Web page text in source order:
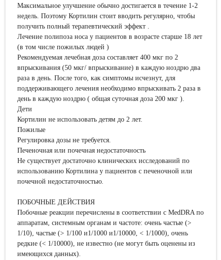
Максимальное улучшение обычно достигается в течение 1-2
недель. Поэтому Кортилин стоит вводить регулярно, чтобы
получить полный терапевтический эффект .
Лечение полипоза носа у пациентов в возрасте старше 18 лет
(в том числе пожилых людей )
Рекомендуемая лечебная доза составляет 400 мкг по 2
впрыскивания (50 мкг/ впрыскивание) в каждую ноздрю два
раза в день. После того, как симптомы исчезнут, для
поддерживающего лечения необходимо впрыскивать 2 раза в
день в каждую ноздрю ( общая суточная доза 200 мкг ).
Дети
Кортилин не использовать детям до 2 лет.
Пожилые
Регулировка дозы не требуется.
Печеночная или почечная недостаточность
Не существует достаточно клинических исследований по
использованию Кортилина у пациентов с печеночной или
почечной недостаточностью.
ПОБОЧНЫЕ ДЕЙСТВИЯ
Побочные реакции перечислены в соответствии с MedDRA по
аппаратам, системным органам и частоте: очень частые (>
1/10), частые (> 1/100 и1/1000 и1/10000, < 1/1000), очень
редкие (< 1/10000), не известно (не могут быть оценены из
имеющихся данных).